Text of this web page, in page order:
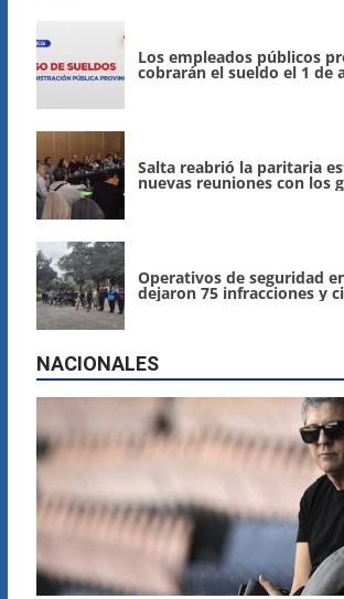
Los empleados públicos
cobrarán el sueldo el 1 de
Salta reabrió la paritaria
nuevas reuniones con los
Operativos de seguridad
dejaron 75 infracciones y
demoradas
NACIONALES